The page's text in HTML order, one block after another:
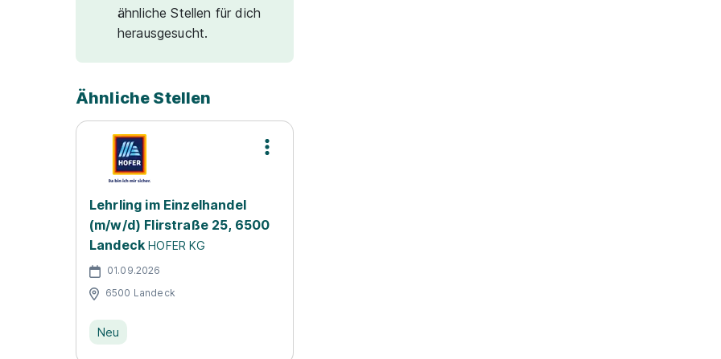
ähnliche Stellen für dich
herausgesucht.
Ähnliche Stellen
Lehrling im Einzelhandel
(m/w/d) Flirstraße 25, 6500
Landeck HOFER KG
01.09.2026
6500 Landeck
Neu